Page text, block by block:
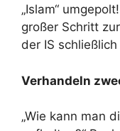
„Islam“
großer Schritt
der IS schließlich
Verhandeln
„Wie kann man